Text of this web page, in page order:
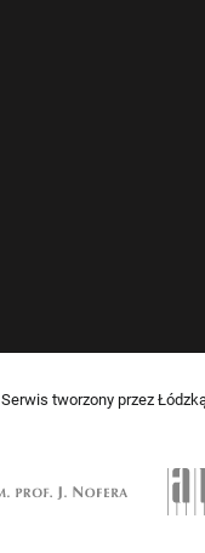
Serwis tworzony przez